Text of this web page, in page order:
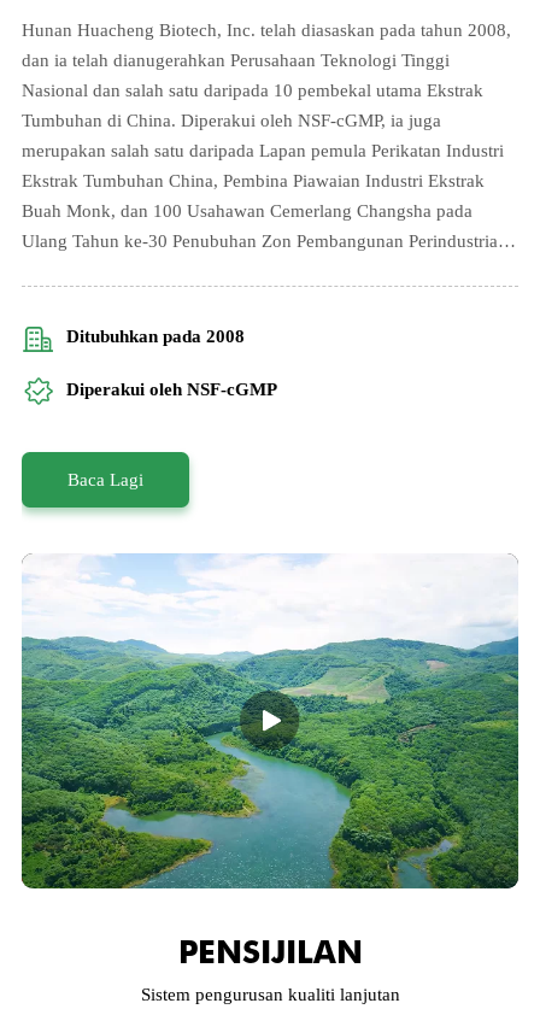
01
Makanan Tambahan
Asli, sifar kalori. Mengekalkan khasiat Buah
Produk Disyorkan
Hunan Huacheng Biotech, Inc. telah diasaskan pada tahun 2008,
dan ia telah dianugerahkan Perusahaan Teknologi Tinggi
Nasional dan salah satu daripada 10 pembekal utama Ekstrak
Tumbuhan di China. Diperakui oleh NSF-cGMP, ia juga
merupakan salah satu daripada Lapan pemula Perikatan Industri
Ekstrak Tumbuhan China, Pembina Piawaian Industri Ekstrak
Buah Monk, dan 100 Usahawan Cemerlang Changsha pada
Ulang Tahun ke-30 Penubuhan Zon Pembangunan Perindustrian
Ditubuhkan pada 2008
Diperakui oleh NSF-cGMP
Baca Lagi
PENSIJILAN
Sistem pengurusan kualiti lanjutan